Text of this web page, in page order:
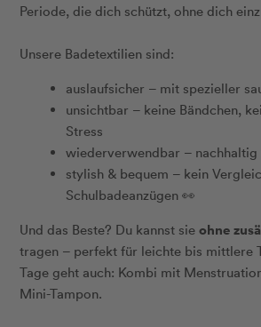
Periode, die dich schützt, ohne dich
Unsere Badetextilien sind:
auslaufsicher – mit spezieller
unsichtbar – keine Bändchen,
Stress
wiederverwendbar – nachhaltig
stylish & bequem – kein
Schulbadeanzügen 👀
Und das Beste? Du kannst sie ohne
tragen – perfekt für leichte bis mittlere
Tage geht auch: Kombi mit
Mini-Tampon.